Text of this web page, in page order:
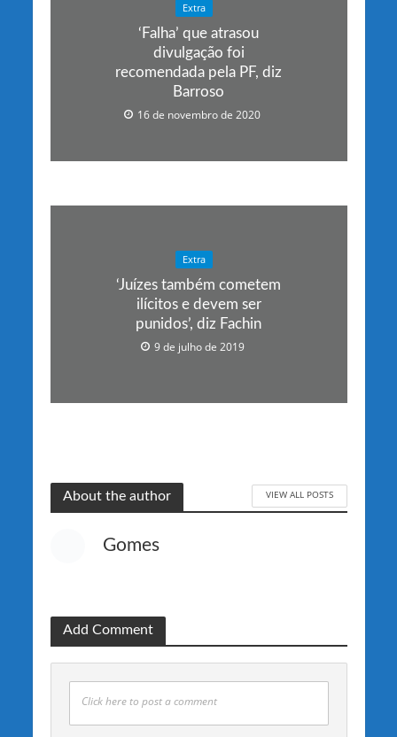
Extra
‘Falha’ que atrasou
divulgação foi
recomendada pela PF, diz
Barroso
16 de novembro de 2020
Extra
‘Juízes também cometem
ilícitos e devem ser
punidos’, diz Fachin
9 de julho de 2019
About the author VIEW ALL POSTS
Gomes
Add Comment
Click here to post a comment